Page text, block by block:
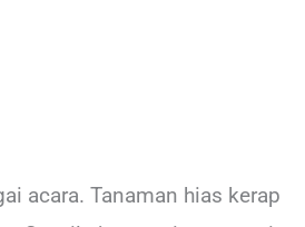
acara. Tanaman hias kerap